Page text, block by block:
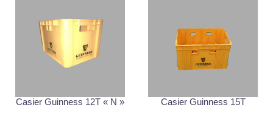
Casier Guinness 12T « N » Casier Guinness 15T